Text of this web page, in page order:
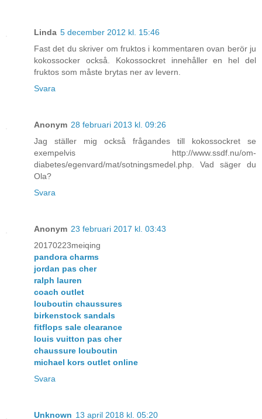
Linda 5 december 2012 kl. 15:46
Fast det du skriver om fruktos i kommentaren ovan berör ju
kokossocker också. Kokossockret innehåller en hel del
fruktos som måste brytas ner av levern.
Svara
Anonym 28 februari 2013 kl. 09:26
Jag ställer mig också frågandes till kokossockret se
exempelvis http://www.ssdf.nu/om-
diabetes/egenvard/mat/sotningsmedel.php. Vad säger du
Ola?
Svara
Anonym 23 februari 2017 kl. 03:43
20170223meiqing
pandora charms
jordan pas cher
ralph lauren
coach outlet
louboutin chaussures
birkenstock sandals
fitflops sale clearance
louis vuitton pas cher
chaussure louboutin
michael kors outlet online
Svara
Unknown 13 april 2018 kl. 05:20